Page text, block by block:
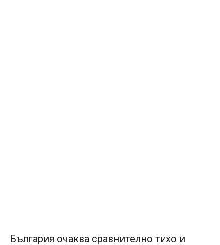
България очаква сравнително тихо и